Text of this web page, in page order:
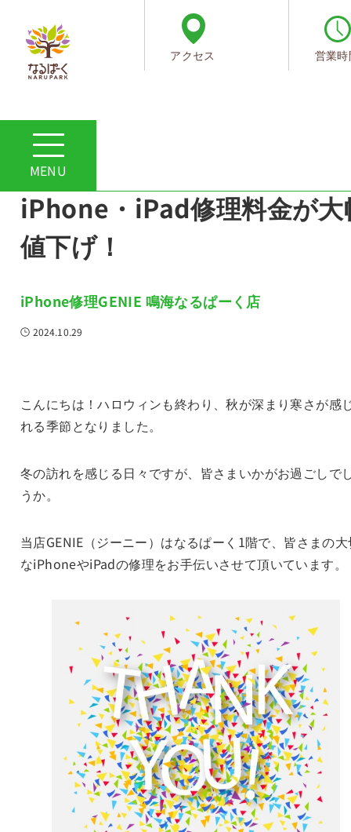
アクセス 営業
日頃の感謝を込めて、
iPhone・iPad修理料金が大
値下げ！
iPhone修理GENIE 鳴海なるぱーく店
2024.10.29
こんにちは！ハロウィンも終わり、秋が深まり寒さが感
れる季節となりました。
冬の訪れを感じる日々ですが、皆さまいかがお過ごしで
うか。
当店GENIE（ジーニー）はなるぱーく1階で、皆さまの
なiPhoneやiPadの修理をお手伝いさせて頂いています。